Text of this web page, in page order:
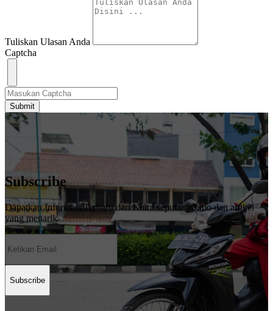
Tuliskan Ulasan Anda
Captcha
Submit
Subscribe
Dapatkan Informasi Terbaru dari Kami seputar promo dan artikel
yang menarik
Subscribe